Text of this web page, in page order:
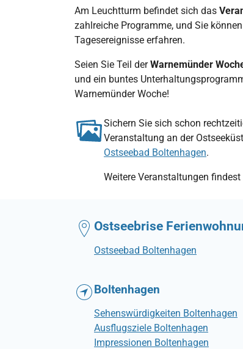
Am Leuchtturm befindet sich das
zahlreiche Programme, und Sie
Tagesereignisse erfahren.
Seien Sie Teil derWarnemünder
und ein buntes
Warnemünder Woche!
Sichern Sie sich schon
Veranstaltung an der
Ostseebad Boltenhagen.
Weitere Veranstaltungen findest
Ostseebrise
Ostseebad Boltenhagen
Boltenhagen
Sehenswürdigkeiten Boltenhagen
Ausflugsziele Boltenhagen
Impressionen Boltenhagen